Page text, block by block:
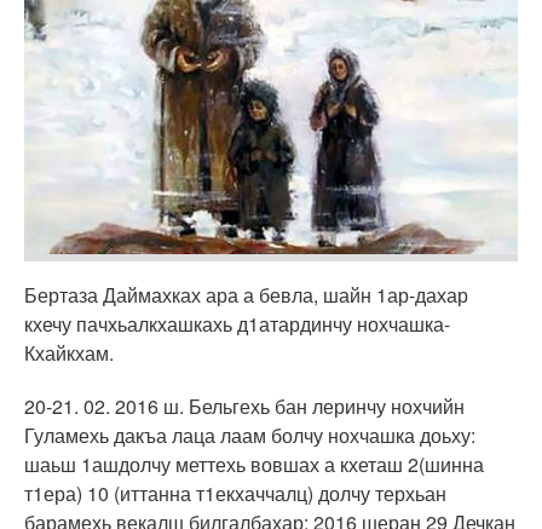
Бертаза Даймахках ара а бевла, шайн 1ар-дахар
кхечу пачхьалкхашкахь д1атардинчу нохчашка-
Кхайкхам.
20-21. 02. 2016 ш. Бельгехь бан леринчу нохчийн
Гуламехь дакъа лаца лаам болчу нохчашка доьху:
шаьш 1ашдолчу меттехь вовшах а кхеташ 2(шинна
т1ера) 10 (иттанна т1екхаччалц) долчу терхьан
барамехь векалш билгалбахар; 2016 шеран 29 Дечкан